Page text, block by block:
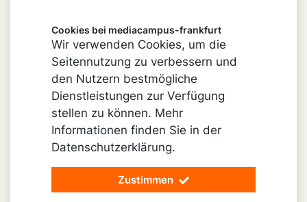
© 2026 mediacampus-frankfurt
Impressum
Cookie-Einstellungen
Datenschutz
Barrierefreiheit
Cookies bei mediacampus-frankfurt
Wir verwenden Cookies, um die
Seitennutzung zu verbessern und
den Nutzern bestmögliche
Dienstleistungen zur Verfügung
stellen zu können. Mehr
Informationen finden Sie in der
Datenschutzerklärung.
Zustimmen